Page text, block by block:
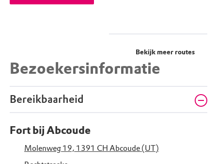
Bekijk meer routes
Bezoekersinformatie
Bereikbaarheid
Fort bij Abcoude
Molenweg 19, 1391 CH Abcoude (UT)